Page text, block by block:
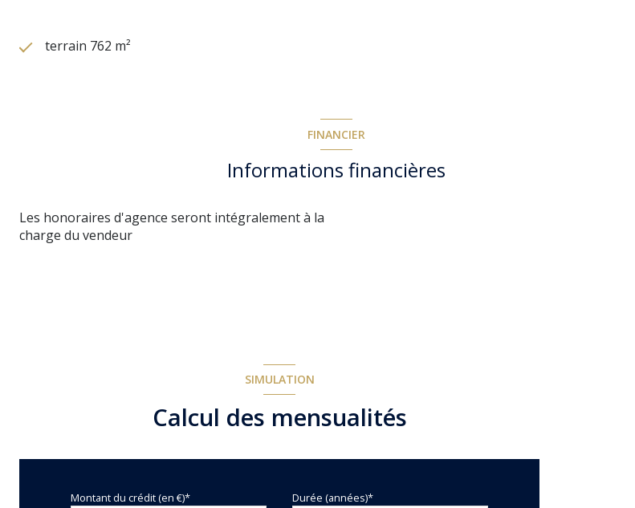
terrain 762 m²
FINANCIER
Informations financières
Les honoraires d'agence seront intégralement à la
charge du vendeur
SIMULATION
Calcul des mensualités
Montant du crédit (en €)* Durée (années)*